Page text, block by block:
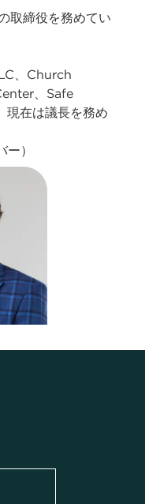
取締役を務めてい
、Church
、Safe
現在は議長を務め
）